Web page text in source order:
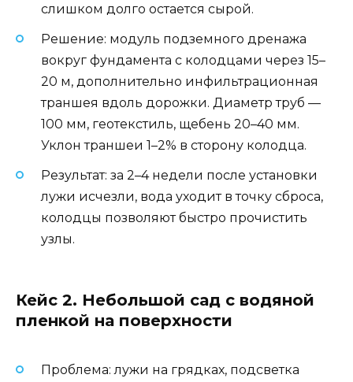
слишком долго остается сырой.
Решение: модуль подземного дренажа
вокруг фундамента с колодцами через 15–
20 м, дополнительно инфильтрационная
траншея вдоль дорожки. Диаметр труб —
100 мм, геотекстиль, щебень 20–40 мм.
Уклон траншеи 1–2% в сторону колодца.
Результат: за 2–4 недели после установки
лужи исчезли, вода уходит в точку сброса,
колодцы позволяют быстро прочистить
узлы.
Кейс 2. Небольшой сад с водяной
пленкой на поверхности
Проблема: лужи на грядках, подсветка